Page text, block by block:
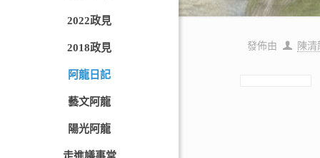
2022政見
2018政見
阿龍日記
藝文阿龍
陽光阿龍
發佈由 陳